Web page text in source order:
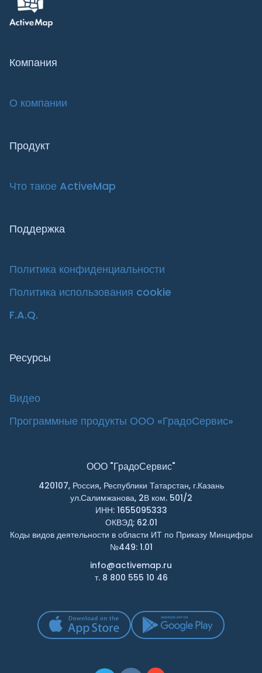
Компания
О компании
Продукт
Что такое ActiveMap
Поддержка
Политика конфиденциальности
Политика использования cookie
F.A.Q.
Ресурсы
Видео
Программные продукты ООО «ГрадоСервис»
ООО "ГрадоСервис"
420107, Россия, Республики Татарстан, г.Казань
ул.Салимжанова, 2В ком. 501/2
ИНН: 1655095333
ОКВЭД: 62.01
Коды видов деятельности в области ИТ по Приказу Минцифры
№449: 1.01
info@activemap.ru
т. 8 800 555 10 46